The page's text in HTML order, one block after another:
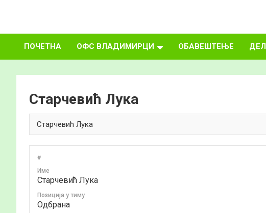
ФУДБАЛСКИ
САВЕЗ
ВЛАДИМИРЦИ
ПОЧЕТНА ОФС ВЛАДИМИРЦИ ОБАВЕШТЕЊЕ
Старчевић Лука
#
Име
Старчевић Лука
Позиција у тиму
Одбрана